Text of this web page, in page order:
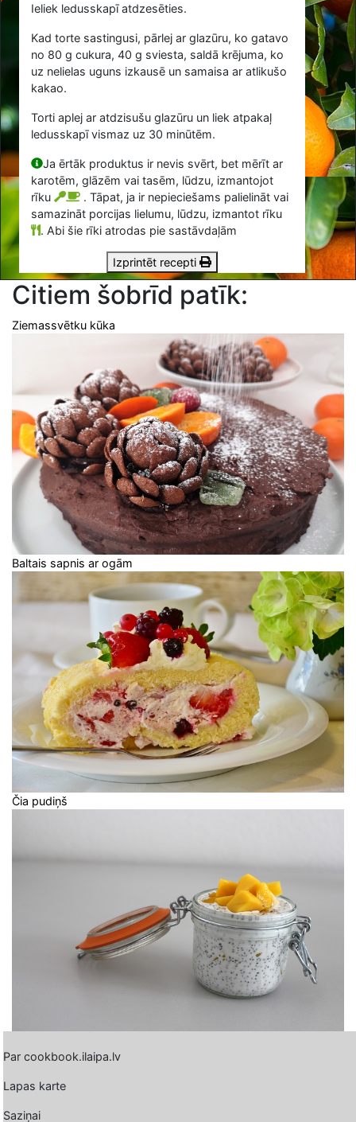
Ieliek ledusskapī atdzesēties.
Kad torte sastingusi, pārlej ar glazūru, ko gatavo
no 80 g cukura,40 g sviesta, saldā krējuma, ko
uz nelielas uguns izkausē un samaisa ar atlikušo
kakao.
Torti aplej ar atdzisušu glazūru un liek atpakaļ
ledusskapī vismaz uz 30 minūtēm.
Ja ērtāk produktus ir nevis svērt, bet mērīt ar
karotēm, glāzēm vai tasēm, lūdzu, izmantojot
rīku
. Tāpat, ja ir nepieciešams palielināt vai
samazināt porcijas lielumu, lūdzu, izmantot rīku
. Abi šie rīki atrodas pie sastāvdaļām
Izprintēt recepti
Citiem šobrīd patīk:
Ziemassvētku kūka
Baltais sapnis ar ogām
Čia pudiņš
Par cookbook.ilaipa.lv
Lapas karte
Saziņai